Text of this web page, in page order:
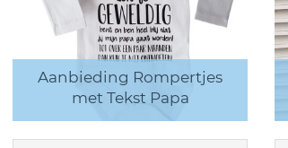
Aanbieding Rompertjes
met Tekst Papa